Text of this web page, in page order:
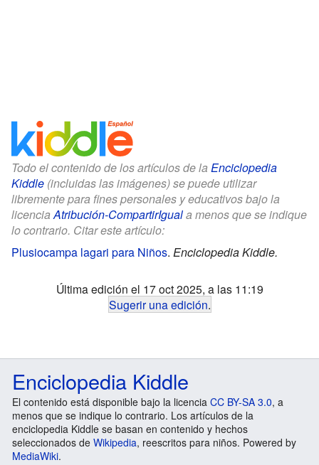
Todo el contenido de los artículos de la Enciclopedia
Kiddle (incluidas las imágenes) se puede utilizar
libremente para fines personales y educativos bajo la
licenciaAtribución-CompartirIguala menos que se indique
lo contrario. Citar este artículo:
Plusiocampa lagari para Niños. Enciclopedia Kiddle.
Última edición el 17 oct 2025, a las 11:19
Sugerir una edición.
Enciclopedia Kiddle
El contenido está disponible bajo la licencia CC BY-SA 3.0, a
menos que se indique lo contrario. Los artículos de la
enciclopedia Kiddle se basan en contenido y hechos
seleccionados de Wikipedia, reescritos para niños. Powered by
MediaWiki.